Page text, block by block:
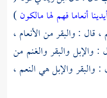
أنعاما فهم لها مالكون)
قال : والبقر من الأنعام ،
والإبل والبقر والغنم من
: والبقر والإبل هي النعم ،